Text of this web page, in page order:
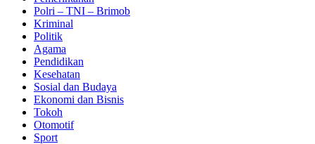
Polri – TNI – Brimob
Kriminal
Politik
Agama
Pendidikan
Kesehatan
Sosial dan Budaya
Ekonomi dan Bisnis
Tokoh
Otomotif
Sport